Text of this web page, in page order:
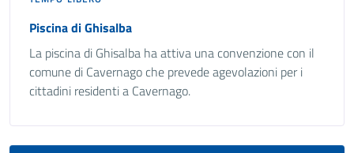
Piscina di Ghisalba
La piscina di Ghisalba ha attiva una convenzione con il
comune di Cavernago che prevede agevolazioni per i
cittadini residenti a Cavernago.